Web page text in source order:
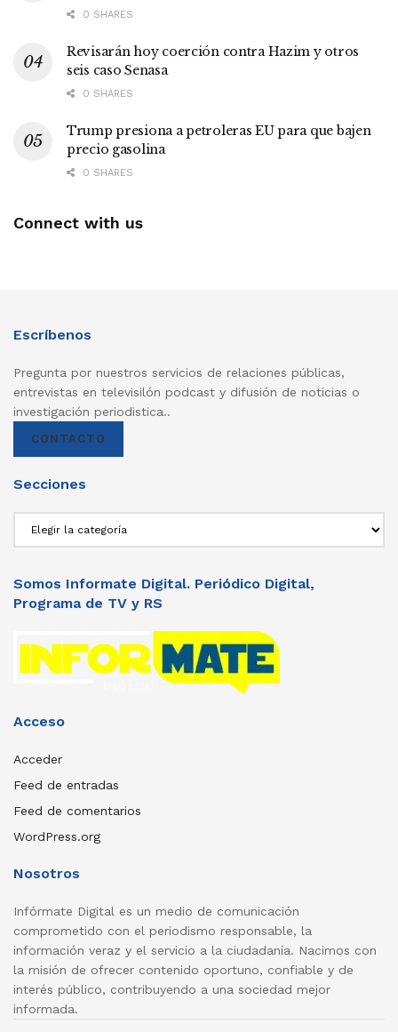
0 SHARES
Revisarán hoy coerción contra Hazim y otros
seis caso Senasa
0 SHARES
Trump presiona a petroleras EU para que bajen
precio gasolina
0 SHARES
Connect with us
Escríbenos
Pregunta por nuestros servicios de relaciones públicas,
entrevistas en televisilón podcast y difusión de noticias o
investigación periodistica..
CONTACTO
Secciones
Somos Informate Digital. Periódico Digital,
Programa de TV y RS
Acceso
Acceder
Feed de entradas
Feed de comentarios
WordPress.org
Nosotros
Infórmate Digital es un medio de comunicación
comprometido con el periodismo responsable, la
información veraz y el servicio a la ciudadanía. Nacimos con
la misión de ofrecer contenido oportuno, confiable y de
interés público, contribuyendo a una sociedad mejor
informada.